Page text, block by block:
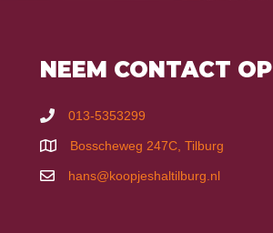
NEEM CONTACT OP
013-5353299
Bosscheweg 247C, Tilburg
hans@koopjeshaltilburg.nl